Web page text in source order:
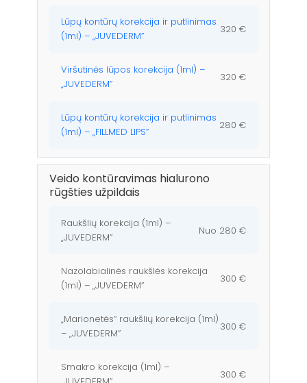
Lūpų kontūrų korekcija ir putlinimas
(1ml) – „JUVEDERM”
320 €
Viršutinės lūpos korekcija (1ml) –
„JUVEDERM”
320 €
Lūpų kontūrų korekcija ir putlinimas
(1ml) – „FILLMED LIPS”
280 €
Veido kontūravimas hialurono
rūgšties užpildais
Raukšlių korekcija (1ml) –
„JUVEDERM”
Nuo 280 €
Nazolabialinės raukšlės korekcija
(1ml) – „JUVEDERM”
300 €
„Marionetės“ raukšlių korekcija (1ml)
– „JUVEDERM”
300 €
Smakro korekcija (1ml) –
300 €